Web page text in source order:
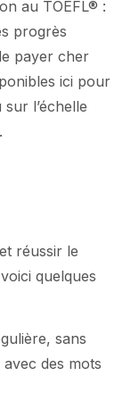
au TOEFL® :
progrès
payer cher
ici pour
l’échelle
.
réussir le
quelques
sans
des mots